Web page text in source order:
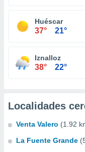
Huéscar
37° 21°
Iznalloz
38° 22°
Localidades
Venta Valero (1.92
La Fuente Grande